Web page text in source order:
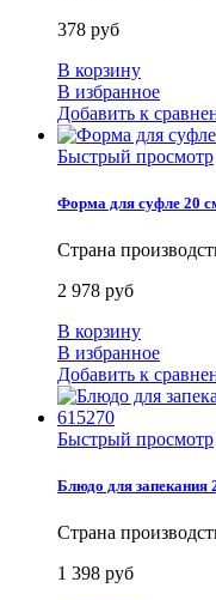
378 руб
В корзину
В избранное
Добавить к
Быстрый просмотр
Форма для суфле 20
Страна
2 978 руб
В корзину
В избранное
Добавить к
Быстрый просмотр
Блюдо для запекания
Страна
1 398 руб